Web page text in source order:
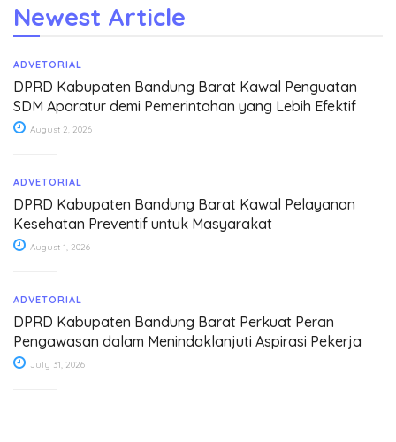
Newest Article
ADVETORIAL
DPRD Kabupaten Bandung Barat Kawal Penguatan
SDM Aparatur demi Pemerintahan yang Lebih Efektif
August 2, 2026
ADVETORIAL
DPRD Kabupaten Bandung Barat Kawal Pelayanan
Kesehatan Preventif untuk Masyarakat
August 1, 2026
ADVETORIAL
DPRD Kabupaten Bandung Barat Perkuat Peran
Pengawasan dalam Menindaklanjuti Aspirasi Pekerja
July 31, 2026